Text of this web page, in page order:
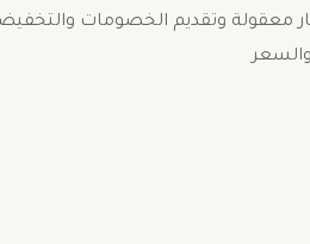
معقولة وتقديم الخصومات
والسعر